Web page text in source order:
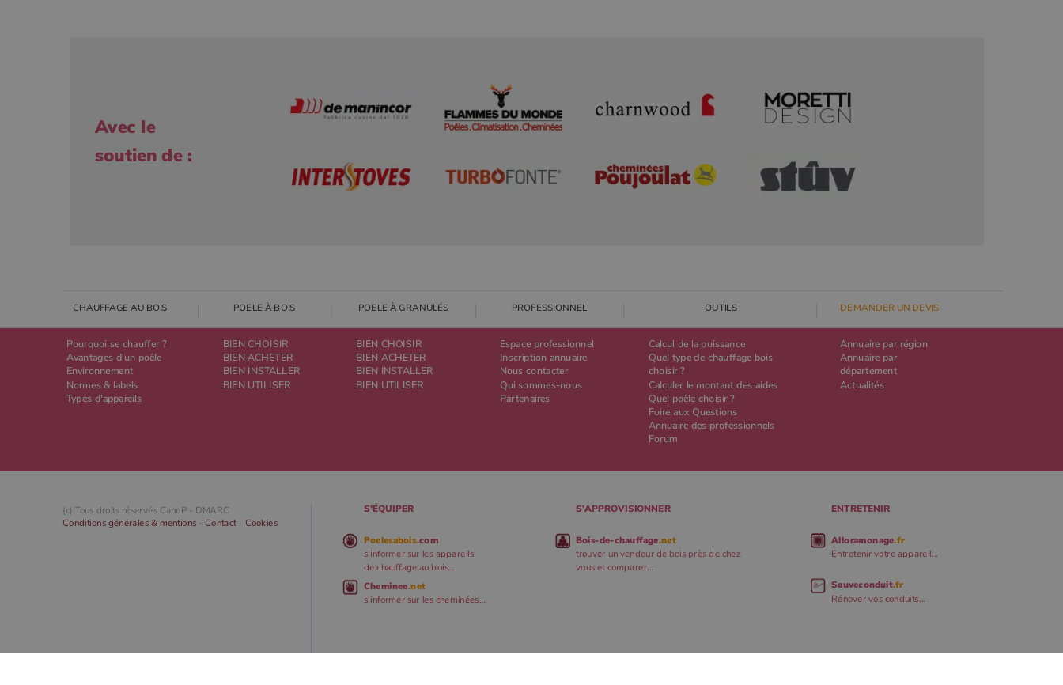
Avec le
soutien de :
CHAUFFAGE AU BOIS POELE À BOIS
Pourquoi se chauffer ?
Avantages d'un poêle
Environnement
Normes & labels
Types d'appareils
BIEN CHOISIR
BIEN ACHETER
BIEN INSTALLER
BIEN UTILISER
POELE À GRANULÉS PROFESSIONNEL
BIEN CHOISIR
BIEN ACHETER
BIEN INSTALLER
BIEN UTILISER
Espace professionnel
Inscription annuaire
Nous contacter
Qui sommes-nous
Partenaires
OUTILS DEMANDER UN DEVIS
Calcul de la puissance
Quel type de chauffage bois
choisir ?
Calculer le montant des aides
Quel poêle choisir ?
Foire aux Questions
Annuaire des professionnels
Forum
Annuaire par région
Annuaire par
département
Actualités
(c) Tous droits réservés CanoP - DMARC
Conditions générales & mentions -Contact- Cookies
S'ÉQUIPER
Poelesabois.com
s'informer sur les appareils
de chauffage au bois...
Cheminee.net
s'informer sur les cheminées...
S'APPROVISIONNER
Bois-de-chauffage.net
trouver un vendeur de bois près de chez
vous et comparer...
ENTRETENIR
Alloramonage.fr
Entretenir votre appareil...
Sauveconduit.fr
Rénover vos conduits...